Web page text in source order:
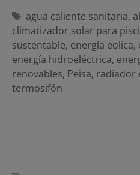
Etiquetas
agua caliente sanitaria,
climatizador solar para
sustentable, energía eolica,
energía hidroeléctrica,
renovables, Peisa, radiador
termosifón